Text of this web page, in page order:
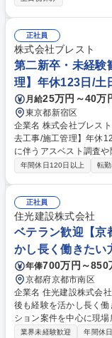
◎ 【業務内容】■EV充電設備の設置工事管理（品質・工程・安全）■施設
オーナーとの調整・折
査、施工サポート、ポ
■金額：50万円～2,000
カーディーラー等 ■担当
岡・沖縄に拠点あり）■出張：
阪｜電気施工管理】現
正社員
株式会社ブレスト
第二新卒・未経験
理】年休123日/土
月給25万円～40万
東京都新宿区
企業名 株式会社ブレスト 求人名 第二新卒・未経験歓迎！【アスベス
去工事/施工管理】年休123日/土日祝休 仕事
に伴うアスベスト調査
画、工事管理まで幅広
■施工計画書・各種申
庁への届出・行政対応 ■
作成・提出 ※業務ウェイト
第二新卒・未経験歓迎
年間休日120日以上 転勤
正社員
住光建設株式会社
ベテラン歓迎【京
かし長く働きたい
年俸700万円～850
京都府京都市南区
企業名 住光建設株式会社 求人名 ベテラン歓迎【京都/建築施工管理】
後も経験を活かし長く働きたい方歓迎 仕事の
ション案件を中心に現
会社の吉田組のバック
業界未経験歓迎 年間休